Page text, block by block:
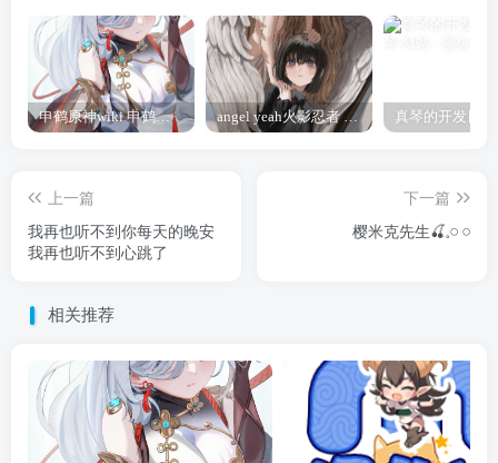
申鹤原神wiki 申鹤诞辰祭 angel yeah火影忍者 Angel
上一篇
我再也听不到你每天的晚安
我再也听不到心跳了
下一篇
樱米克先生🍒𓈒𓏸 𓏸
相关推荐